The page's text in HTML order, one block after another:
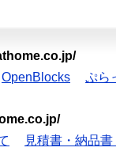
OpenBlocks ぷら
見積書・納品